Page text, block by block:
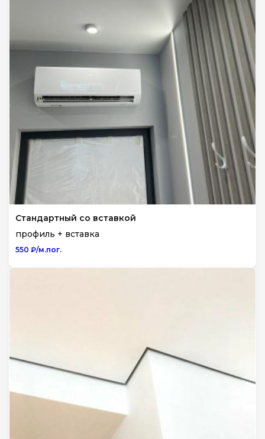
Стандартный со вставкой
профиль + вставка
550 ₽/м.пог.